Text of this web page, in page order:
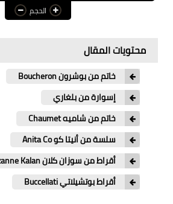
عالم المرأة
أخبار النجوم
أخبار العالم
الحجم
محتويات المقال
خاتم من بوشرون Boucheron
إسوارة من بلغاري
خاتم من شاميه Chaumet
سلسة من أنيتا كو Anita Co
أقراط من سوزان كلان Suzanne Kalan
أقراط بوتشيلاتي Buccellati